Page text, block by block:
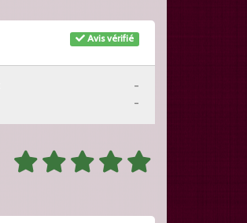
Avis vérifié
-
-